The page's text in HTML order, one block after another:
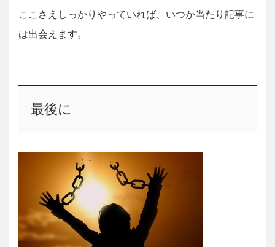
ここさえしっかりやっていれば、いつか当たり記事に
は出会えます。
最後に